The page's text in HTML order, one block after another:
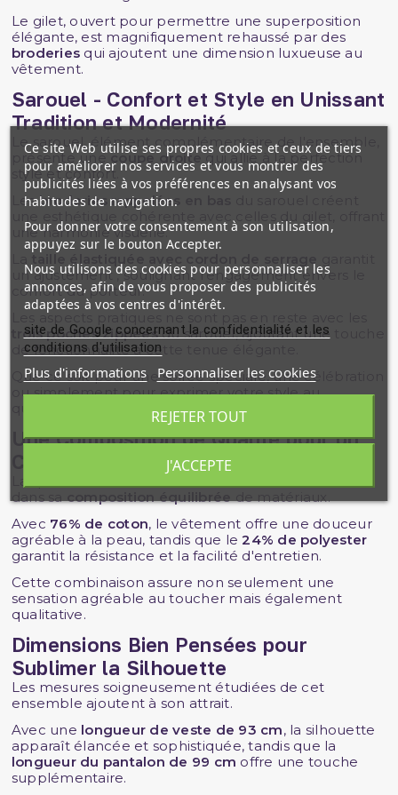
Le gilet, ouvert pour permettre une superposition
élégante, est magnifiquement rehaussé par des
broderies qui ajoutent une dimension luxueuse au
vêtement.
Sarouel - Confort et Style en Unissant
Tradition et Modernité
Le sarouel, élément complémentaire de l'ensemble,
présente unecoupe droite qui allie à la perfection
style et confort.
Lesbroderies rappelées en bas
une esthétique cohérente avec celles du gilet, offrant
une harmonie visuelle.
un ajustement , soulignant l'engagement envers le
confort du porteur.
Les aspects pratiques ne sont pas en reste avec les
trois poches zippéesdu sarouel, ajoutant une touche
de fonctionnalité à cette tenue élégante.
Que ce soit pour une soirée spéciale, une célébration
ou simplement pour exprimer votre style au
quotidien, cet ensemble allie élégance et praticité.
Une Composition de Qualité pour un
Confort Durable
dans sacomposition équilibréede matériaux.
Avec 76% de coton, le vêtement offre une douceur
agréable à la peau, tandis que le24% de polyester
garantit la résistance et la facilité d'entretien.
Cette combinaison assure non seulement une
sensation agréable au toucher mais également
qualitative.
Dimensions Bien Pensées pour
Sublimer la Silhouette
Les mesures soigneusement étudiées de cet
ensemble ajoutent à son attrait.
Avec une longueur de veste de 93 cm, la silhouette
apparaît élancée et sophistiquée, tandis que la
longueur du pantalon de 99 cm offre une touche
supplémentaire.
Ce site Web utilise ses propres cookies et ceux de tiers
pour améliorer nos services et vous montrer des
publicités liées à vos préférences en analysant vos
habitudes de navigation.
Pour donner votre consentement à son utilisation,
appuyez sur le bouton Accepter.
Nous utilisons des cookies pour personnaliser les
annonces, afin de vous proposer des publicités
adaptées à vos centres d'intérêt.
site de Google concernant la confidentialité et les
conditions d'utilisation
Plus d'informations Personnaliser les cookies
REJETER TOUT
J'ACCEPTE